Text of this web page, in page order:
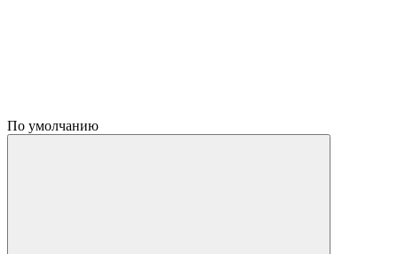
По умолчанию